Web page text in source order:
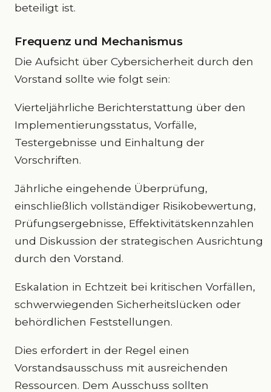
beteiligt ist.
Frequenz und Mechanismus
Die Aufsicht über Cybersicherheit durch den
Vorstand sollte wie folgt sein:
Vierteljährliche Berichterstattung über den
Implementierungsstatus, Vorfälle,
Testergebnisse und Einhaltung der
Vorschriften.
Jährliche eingehende Überprüfung,
einschließlich vollständiger Risikobewertung,
Prüfungsergebnisse, Effektivitätskennzahlen
und Diskussion der strategischen Ausrichtung
durch den Vorstand.
Eskalation in Echtzeit bei kritischen Vorfällen,
schwerwiegenden Sicherheitslücken oder
behördlichen Feststellungen.
Dies erfordert in der Regel einen
Vorstandsausschuss mit ausreichenden
Ressourcen. Dem Ausschuss sollten